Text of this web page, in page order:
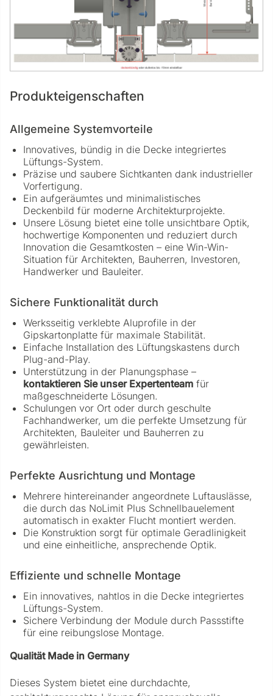
Produkteigenschaften
Allgemeine Systemvorteile
Innovatives, bündig in die Decke integriertes
Lüftungs-System.
Präzise und saubere Sichtkanten dank industrieller
Vorfertigung.
Ein aufgeräumtes und minimalistisches
Deckenbild für moderne Architekturprojekte.
Unsere Lösung bietet eine tolle unsichtbare Optik,
hochwertige Komponenten und reduziert durch
Innovation die Gesamtkosten – eine Win-Win-
Situation für Architekten, Bauherren, Investoren,
Handwerker und Bauleiter.
Sichere Funktionalität durch
Werksseitig verklebte Aluprofile in der
Gipskartonplatte für maximale Stabilität.
Einfache Installation des Lüftungskastens durch
Plug-and-Play.
Unterstützung in der Planungsphase –
kontaktieren Sie unser Expertenteam für
maßgeschneiderte Lösungen.
Schulungen vor Ort oder durch geschulte
Fachhandwerker, um die perfekte Umsetzung für
Architekten, Bauleiter und Bauherren zu
gewährleisten.
Perfekte Ausrichtung und Montage
Mehrere hintereinander angeordnete Luftauslässe,
die durch das NoLimit Plus Schnellbauelement
automatisch in exakter Flucht montiert werden.
Die Konstruktion sorgt für optimale Geradlinigkeit
und eine einheitliche, ansprechende Optik.
Effiziente und schnelle Montage
Ein innovatives, nahtlos in die Decke integriertes
Lüftungs-System.
Sichere Verbindung der Module durch Passstifte
für eine reibungslose Montage.
Qualität Made in Germany
Dieses System bietet eine durchdachte,